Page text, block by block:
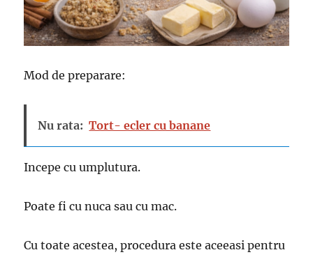
Mod de preparare:
Nu rata: Tort- ecler cu banane
Incepe cu umplutura.
Poate fi cu nuca sau cu mac.
Cu toate acestea, procedura este aceeasi pentru